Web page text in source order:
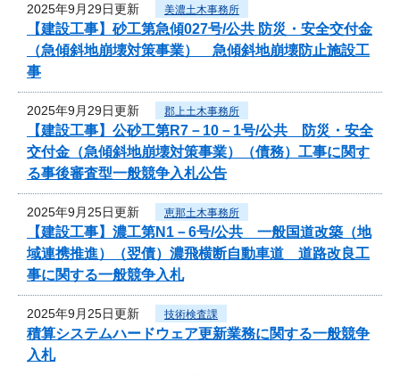
2025年9月29日更新 美濃土木事務所
【建設工事】砂工第急傾027号/公共 防災・安全交付金
（急傾斜地崩壊対策事業） 急傾斜地崩壊防止施設工
事
2025年9月29日更新 郡上土木事務所
【建設工事】公砂工第R7－10－1号/公共 防災・安全
交付金（急傾斜地崩壊対策事業）（債務）工事に関す
る事後審査型一般競争入札公告
2025年9月25日更新 恵那土木事務所
【建設工事】濃工第N1－6号/公共 一般国道改築（地
域連携推進）（翌債）濃飛横断自動車道 道路改良工
事に関する一般競争入札
2025年9月25日更新 技術検査課
積算システムハードウェア更新業務に関する一般競争
入札